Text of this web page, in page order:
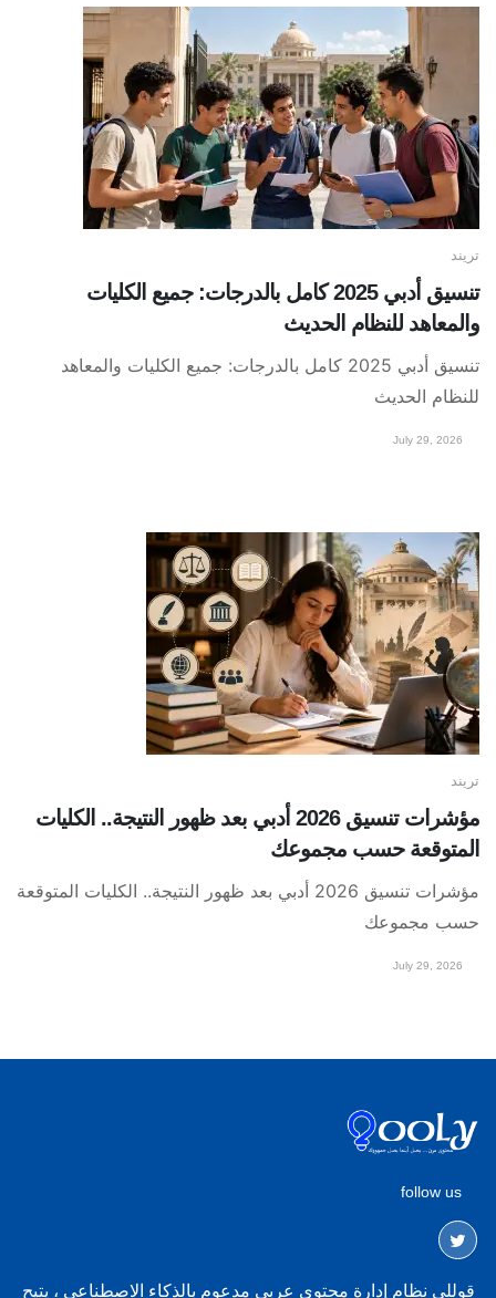
تريند
تنسيق أدبي 2025 كامل بالدرجات: جميع الكليات
والمعاهد للنظام الحديث
تنسيق أدبي 2025 كامل بالدرجات: جميع الكليات والمعاهد
للنظام الحديث
July 29, 2026
تريند
مؤشرات تنسيق 2026 أدبي بعد ظهور النتيجة.. الكليات
المتوقعة حسب مجموعك
مؤشرات تنسيق 2026 أدبي بعد ظهور النتيجة.. الكليات المتوقعة
حسب مجموعك
July 29, 2026
follow us
قوللي نظام إدارة محتوى عربي مدعوم بالذكاء الاصطناعي ، يتيح